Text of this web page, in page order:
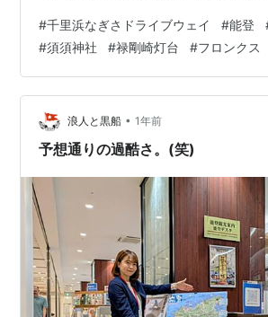
での道が怖いかも。 いい景色なのだが
🥵 SSTRカフェで朝食。 カフェの周辺を
【白米千枚田】 のと里山海道沿いに北
復旧の関係か右に左に補修を避けたり
り、路面がｶﾞﾀｶﾞﾀだったり気が抜けない
いを走ってち…
#千里浜なぎさドライブウェイ #能登
#須須神社 #禄剛崎灯台 #フロンクス
浪人と黒船 • 1年前
予想通りの過酷さ。(笑)